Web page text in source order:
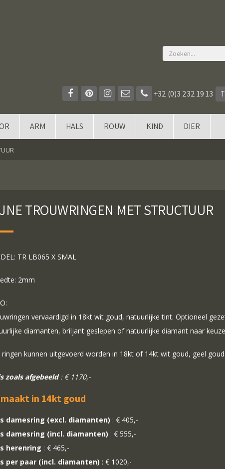
+32 (0)3 232 19 13
ARM HALS ROUW KIND DIER
TROUWRINGEN MET STRUCTUUR
TR LB065 X SMAL
2mm
vervaardigd in 18kt wit goud, natuurlijke tint. Optioneel
diamanten, briljant geslepen of natuurlijke diamant naar
ringen kunnen uitgevoerd worden in 18kt of 14kt wit goud, geel
zoals afgebeeld: € 1170,-
in 14kt goud
damesring (excl. diamanten) : € 405,-
damesring (incl. diamanten) : € 555,-
herenring : € 465,-
per paar (incl. diamanten) : € 1020,-